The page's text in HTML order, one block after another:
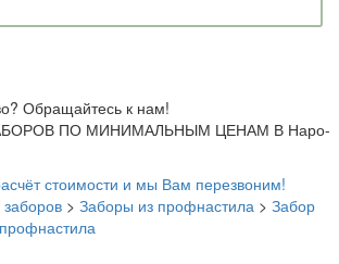
Обращайтесь к нам!
ПО МИНИМАЛЬНЫМ ЦЕНАМ В Наро-
стоимости и мы Вам перезвоним!
заборов > Заборы из профнастила > Забор